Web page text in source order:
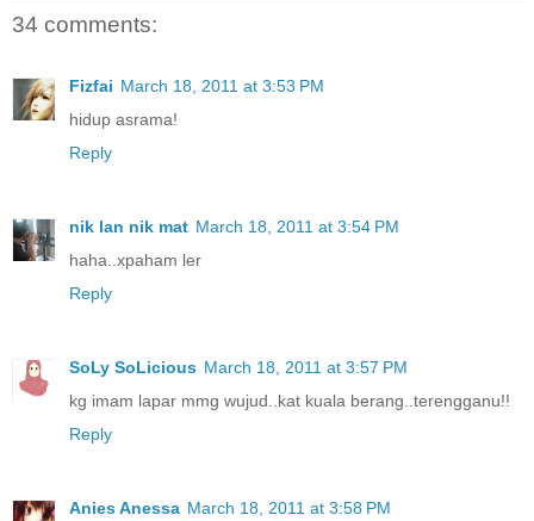
34 comments:
Fizfai March 18, 2011 at 3:53 PM
hidup asrama!
Reply
nik lan nik mat March 18, 2011 at 3:54 PM
haha..xpaham ler
Reply
SoLy SoLicious March 18, 2011 at 3:57 PM
kg imam lapar mmg wujud..kat kuala berang..terengganu!!
Reply
Anies Anessa March 18, 2011 at 3:58 PM